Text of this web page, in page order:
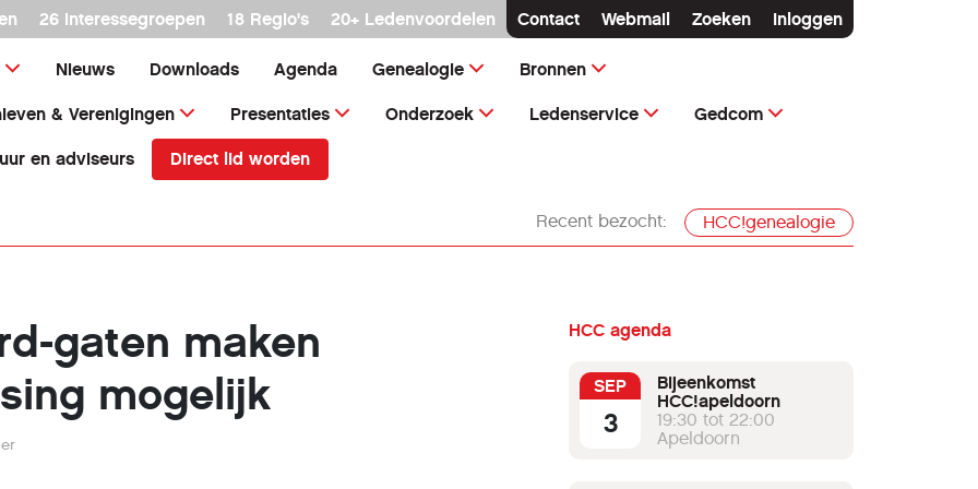
26 interessegroepen 18 Regio's 20+ Ledenvoordelen Contact Webmail Zoeken Inloggen
Nieuws Downloads Agenda Genealogie Bronnen
& Verenigingen Presentaties Onderzoek Ledenservice Gedcom
en adviseurs Direct lid worden
Recent bezocht: HCC!genealogie
gaten maken
mogelijk
HCC agenda
SEP
3
Bijeenkomst
HCC!apeldoorn
19:30 tot 22:00
Apeldoorn